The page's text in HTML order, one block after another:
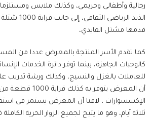
رجالية وأطفالي وحريمي، وكذلك ملابس
الذيد
قدمها مشتل القايدي،
كما تقدم الأسر المنتجة بالمعرض عددا من
كالوجبات الجاهزة، بينما توفر دائرة الخدمات
للعاملات بالغزل والنسيج، وكذلك ورشة تدريب
أن المعرض يتوفر به
الإكسسوارات ، لافتا أن المعرض يستمر في
ثلاثة أيام، وهو ما يتيح لجميع الزوار الحرية